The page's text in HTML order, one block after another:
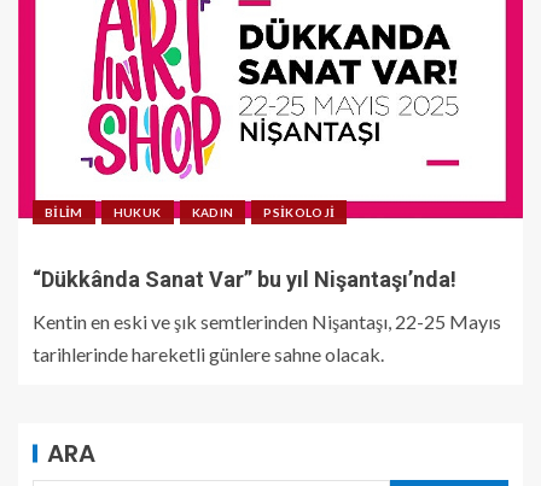
BILIM HUKUK KADIN PSIKOLOJI
“Dükkânda Sanat Var” bu yıl Nişantaşı’nda!
Kentin en eski ve şık semtlerinden Nişantaşı, 22-25 Mayıs
tarihlerinde hareketli günlere sahne olacak.
ARA